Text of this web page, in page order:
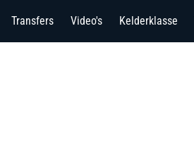
Transfers Video's Kelderklasse